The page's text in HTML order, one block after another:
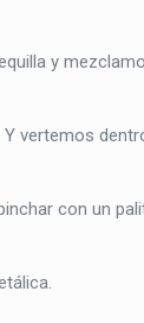
y
vertemos
con un